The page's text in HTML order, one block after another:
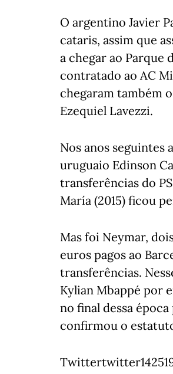
O argentino Javier
cataris, assim que
a chegar ao Parque
contratado ao AC
chegaram também
Ezequiel Lavezzi.
Nos anos seguintes
uruguaio Edinson
transferências do
María (2015) ficou
Mas foi Neymar,
euros pagos ao
transferências.
Kylian Mbappé por
no final dessa
confirmou o